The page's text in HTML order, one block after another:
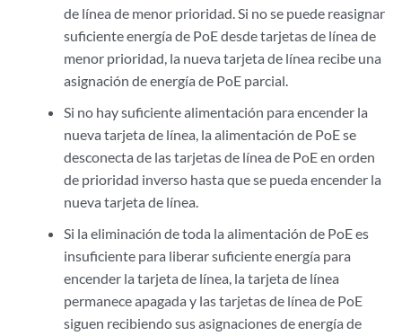
de línea de menor prioridad. Si no se puede reasignar
suficiente energía de PoE desde tarjetas de línea de
menor prioridad, la nueva tarjeta de línea recibe una
asignación de energía de PoE parcial.
Si no hay suficiente alimentación para encender la
nueva tarjeta de línea, la alimentación de PoE se
desconecta de las tarjetas de línea de PoE en orden
de prioridad inverso hasta que se pueda encender la
nueva tarjeta de línea.
Si la eliminación de toda la alimentación de PoE es
insuficiente para liberar suficiente energía para
encender la tarjeta de línea, la tarjeta de línea
permanece apagada y las tarjetas de línea de PoE
siguen recibiendo sus asignaciones de energía de